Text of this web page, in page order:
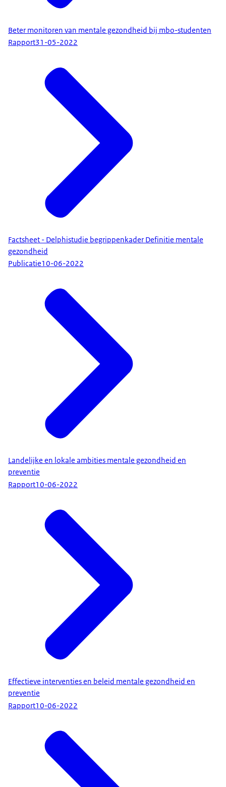
Beter monitoren van mentale gezondheid bij mbo-studenten
Rapport31-05-2022
Factsheet - Delphistudie begrippenkader Definitie mentale
gezondheid
Publicatie10-06-2022
Landelijke en lokale ambities mentale gezondheid en
preventie
Rapport10-06-2022
Effectieve interventies en beleid mentale gezondheid en
preventie
Rapport10-06-2022